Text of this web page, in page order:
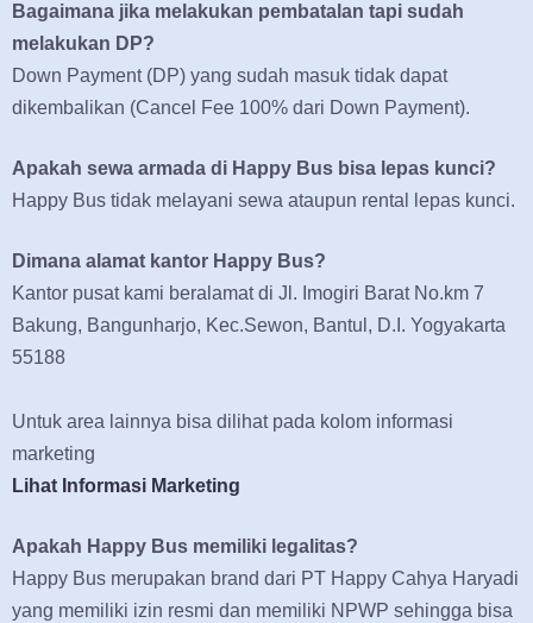
Bagaimana jika melakukan pembatalan tapi sudah
melakukan DP?
Down Payment (DP) yang sudah masuk tidak dapat
dikembalikan (Cancel Fee 100% dari Down Payment).
Apakah sewa armada di Happy Bus bisa lepas kunci?
Happy Bus tidak melayani sewa ataupun rental lepas kunci.
Dimana alamat kantor Happy Bus?
Kantor pusat kami beralamat di Jl. Imogiri Barat No.km 7
Bakung, Bangunharjo, Kec.Sewon, Bantul, D.I. Yogyakarta
55188
Untuk area lainnya bisa dilihat pada kolom informasi
marketing
Lihat Informasi Marketing
Apakah Happy Bus memiliki legalitas?
Happy Bus merupakan brand dari PT Happy Cahya Haryadi
yang memiliki izin resmi dan memiliki NPWP sehingga bisa